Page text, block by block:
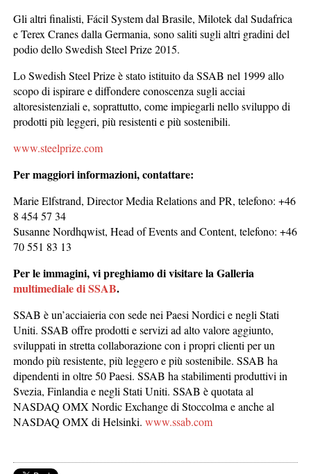
Gli altri finalisti, Fácil System dal Brasile, Milotek dal Sudafrica
e Terex Cranes dalla Germania, sono saliti sugli altri gradini del
podio dello Swedish Steel Prize 2015.
Lo Swedish Steel Prize è stato istituito da SSAB nel 1999 allo
scopo di ispirare e diffondere conoscenza sugli acciai
altoresistenziali e, soprattutto, come impiegarli nello sviluppo di
prodotti più leggeri, più resistenti e più sostenibili.
www.steelprize.com
Per maggiori informazioni, contattare:
Marie Elfstrand, Director Media Relations and PR, telefono: +46
8 454 57 34
Susanne Nordhqwist, Head of Events and Content, telefono: +46
70 551 83 13
Per le immagini, vi preghiamo di visitare la Galleria
multimediale di SSAB.
SSAB è un’acciaieria con sede nei Paesi Nordici e negli Stati
Uniti. SSAB offre prodotti e servizi ad alto valore aggiunto,
sviluppati in stretta collaborazione con i propri clienti per un
mondo più resistente, più leggero e più sostenibile. SSAB ha
dipendenti in oltre 50 Paesi. SSAB ha stabilimenti produttivi in
Svezia, Finlandia e negli Stati Uniti. SSAB è quotata al
NASDAQ OMX Nordic Exchange di Stoccolma e anche al
NASDAQ OMX di Helsinki.www.ssab.com